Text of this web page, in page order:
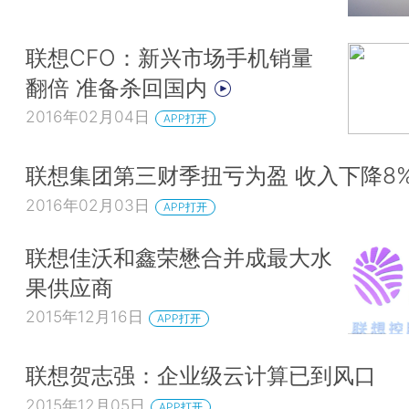
联想CFO：新兴市场手机销量
翻倍 准备杀回国内
2016年02月04日 APP打开
联想集团第三财季扭亏为盈 收入下降
2016年02月03日 APP打开
联想佳沃和鑫荣懋合并成最大水
果供应商
2015年12月16日 APP打开
联想贺志强：企业级云计算已到风口
2015年12月05日